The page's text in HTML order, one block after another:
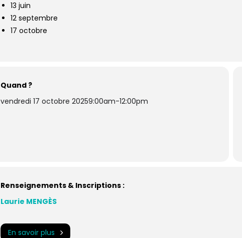
13 juin
12 septembre
17 octobre
Quand ?
vendredi 17 octobre 20259:00am-12:00pm
Renseignements & Inscriptions :
Laurie MENGÈS
En savoir plus